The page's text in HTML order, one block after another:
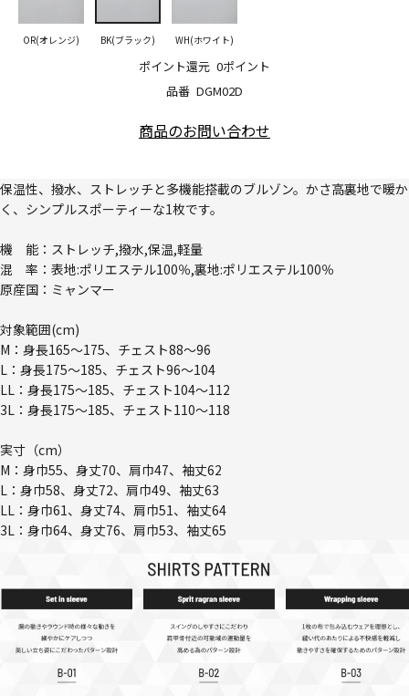
品番 DGM02D
ポイント還元 0ポイント
OR(オレンジ) BK(ブラック) WH(ホワイト)
商品のお問い合わせ
保温性、撥水、ストレッチと多機能搭載のブルゾン。かさ高裏地で暖か
く、シンプルスポーティーな1枚です。
機 能：ストレッチ,撥水,保温,軽量
混 率：表地:ポリエステル100％,裏地:ポリエステル100％
原産国：ミャンマー
対象範囲(cm)
M：身長165～175、チェスト88～96
L：身長175～185、チェスト96～104
LL：身長175～185、チェスト104～112
3L：身長175～185、チェスト110～118
実寸（cm）
M：身巾55、身丈70、肩巾47、袖丈62
L：身巾58、身丈72、肩巾49、袖丈63
LL：身巾61、身丈74、肩巾51、袖丈64
3L：身巾64、身丈76、肩巾53、袖丈65